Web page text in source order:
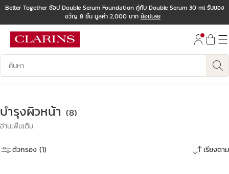
ไปที่ส่วนท้าย
Better Together ช้อป Double Serum Foundation คู่กับ Double Serum 30 ml รับของ
ขวัญ 8 ชิ้น มูลค่า 2,000 บาท ช้อปเลย
บันทึกข้อมูลค้นหา
บำรุงผิวหน้า (8)
อ่านเพิ่มเติม
ตัวกรอง (1) เรียงตาม